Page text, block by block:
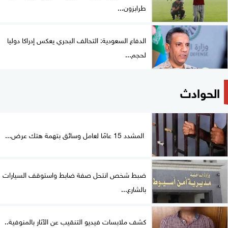
طرابزون...
الدفاع السعودية: التحالف البحري يعكس إدراكا دوليا
لحجم...
الحوادث
المشدد 15 عامًا لعامل وسائق بتهمة هتك عرض...
ضبط شخص انتحل صفة ضابط واستوقف السيارات
بالشارع...
كشف ملابسات فيديو التنقيب عن الآثار بالمنوفية..